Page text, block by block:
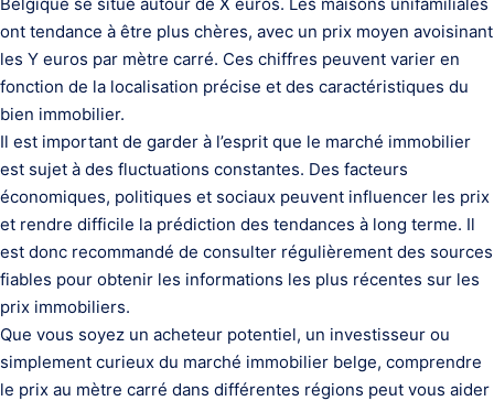
ont tendance à être plus chères, avec un prix moyen avoisinant
les Y euros par mètre carré. Ces chiffres peuvent varier en
fonction de la localisation précise et des caractéristiques du
bien immobilier.
Il est important de garder à l’esprit que le marché immobilier
est sujet à des fluctuations constantes. Des facteurs
économiques, politiques et sociaux peuvent influencer les prix
et rendre difficile la prédiction des tendances à long terme. Il
est donc recommandé de consulter régulièrement des sources
fiables pour obtenir les informations les plus récentes sur les
prix immobiliers.
Que vous soyez un acheteur potentiel, un investisseur ou
simplement curieux du marché immobilier belge, comprendre
le prix au mètre carré dans différentes régions peut vous aider